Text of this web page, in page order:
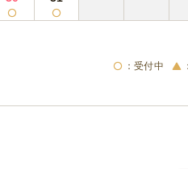
ソフトドリンク30本セット
バヤリースオレンジ 缶 245ml 5本/
ノンアルコール20本セット(
受付中